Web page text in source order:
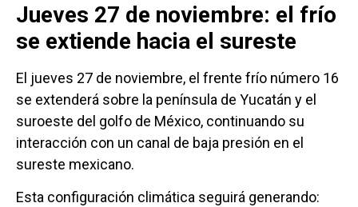
Jueves 27 de noviembre: el frío
se extiende hacia el sureste
El jueves 27 de noviembre, el frente frío número 16
se extenderá sobre la península de Yucatán y el
suroeste del golfo de México, continuando su
interacción con un canal de baja presión en el
sureste mexicano.
Esta configuración climática seguirá generando: